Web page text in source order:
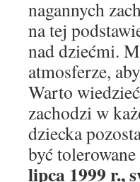
nagannych
na tej
nad dziećmi.
atmosferze,
Warto
zachodzi w
dziecka
być
lipca 1999 r.,